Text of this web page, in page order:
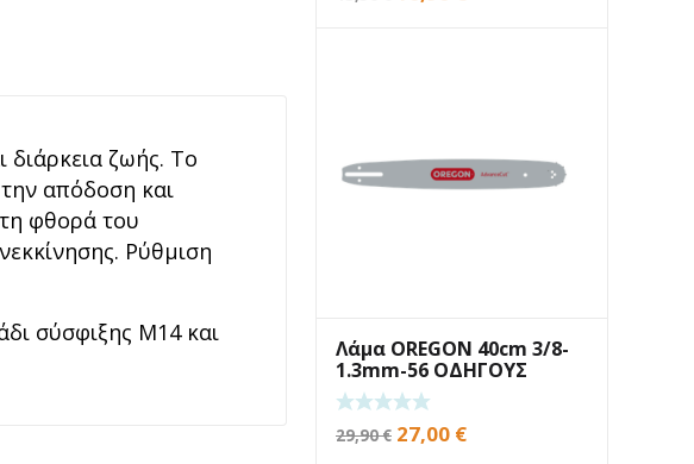
ζωής. Το
την απόδοση και
φθορά του
Ρύθμιση
σύσφιξης Μ14 και
Λάμα OREGON 40cm 3/8-
1.3mm-56 ΟΔΗΓΟΥΣ
29,90€ Original
27,00 €Η